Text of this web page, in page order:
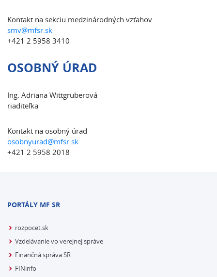
Kontakt na sekciu medzinárodných vzťahov
smv@mfsr.sk
+421 2 5958 3410
OSOBNÝ ÚRAD
Ing. Adriana Wittgruberová
riaditeľka
Kontakt na osobný úrad
osobnyurad@mfsr.sk
+421 2 5958 2018
PORTÁLY MF SR
rozpocet.sk
Vzdelávanie vo verejnej správe
Finančná správa SR
FINinfo